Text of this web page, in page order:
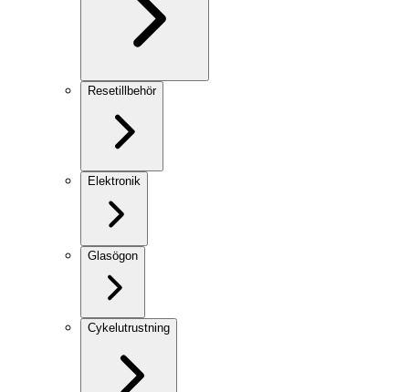
Resetillbehör
Elektronik
Glasögon
Cykelutrustning